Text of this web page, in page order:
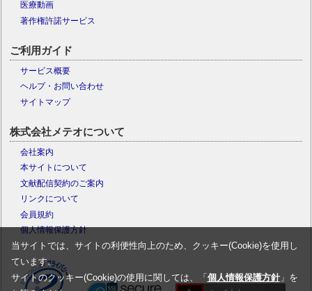
医療動画
著作権許諾サービス
ご利用ガイド
サービス概要
ヘルプ・お問い合わせ
サイトマップ
株式会社メテオについて
会社案内
本サイトについて
文献配信契約のご案内
リンクについて
会員規約
個人情報保護方針
当サイトでは、サイトの利便性向上のため、クッキー(Cookie)を使用し
ています。
サイトのクッキー(Cookie)の使用に関しては、「 個人情報保護方針」を